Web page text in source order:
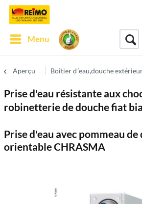
Menu
Aperçu Boîtier d´eau,douche
Prise d'eau résistante aux
robinetterie de douche fiat
Prise d'eau avec pommeau de
orientable CHRASMA